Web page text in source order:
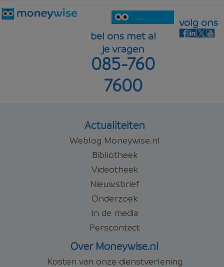
...
bel ons met al
je vragen
085-760
7600
volg ons
Actualiteiten
Weblog Moneywise.nl
Bibliotheek
Videotheek
Nieuwsbrief
Onderzoek
In de media
Perscontact
Over Moneywise.nl
Kosten van onze dienstverlening